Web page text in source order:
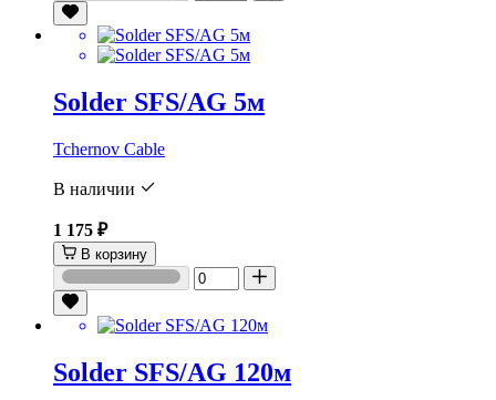
Solder SFS/AG 5м
Tchernov Cable
В наличии
1 175 ₽
В корзину
Solder SFS/AG 120м